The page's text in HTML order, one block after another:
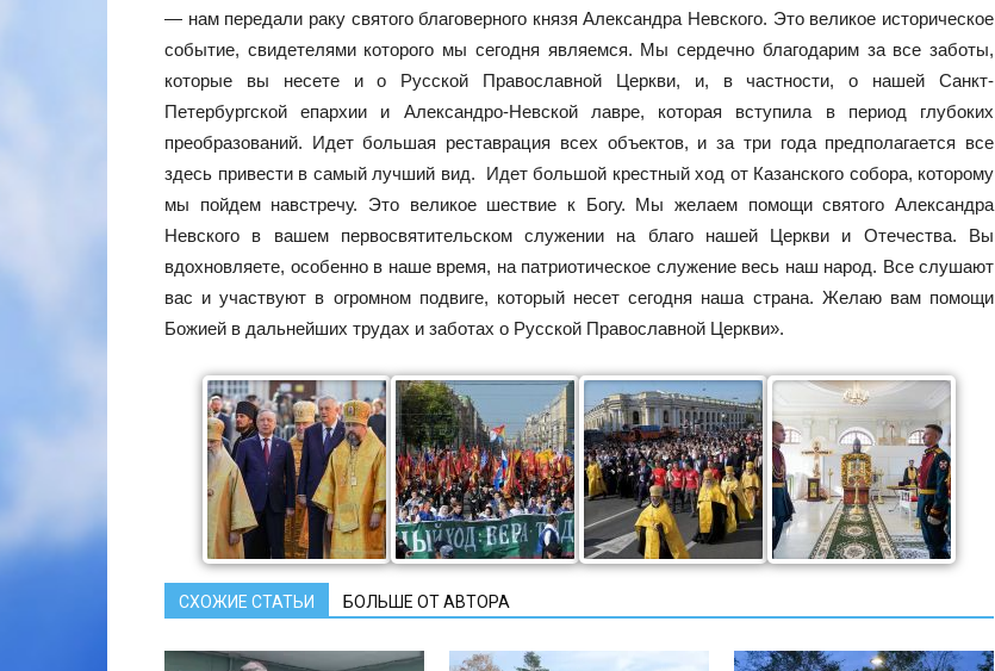
— нам передали раку святого благоверного князя Александра Невского. Это великое историческое
событие, свидетелями которого мы сегодня являемся. Мы сердечно благодарим за все заботы,
которые вы несете и о Русской Православной Церкви, и, в частности, о нашей Санкт-
Петербургской епархии и Александро-Невской лавре, которая вступила в период глубоких
преобразований. Идет большая реставрация всех объектов, и за три года предполагается все
здесь привести в самый лучший вид. Идет большой крестный ход от Казанского собора, которому
мы пойдем навстречу. Это великое шествие к Богу. Мы желаем помощи святого Александра
Невского в вашем первосвятительском служении на благо нашей Церкви и Отечества. Вы
вдохновляете, особенно в наше время, на патриотическое служение весь наш народ. Все слушают
вас и участвуют в огромном подвиге, который несет сегодня наша страна. Желаю вам помощи
Божией в дальнейших трудах и заботах о Русской Православной Церкви».
СХОЖИЕ СТАТЬИ БОЛЬШЕ ОТ АВТОРА